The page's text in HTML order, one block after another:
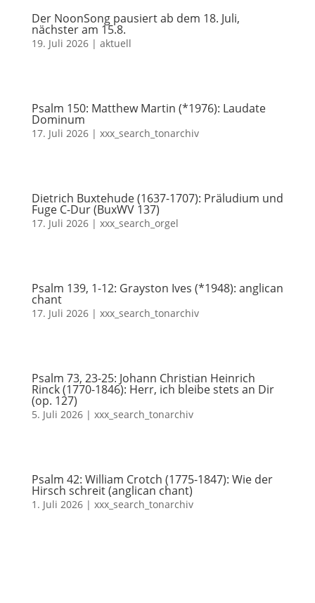
Der NoonSong pausiert ab dem 18. Juli,
nächster am 15.8.
19. Juli 2026| aktuell
Psalm 150: Matthew Martin (*1976): Laudate
Dominum
17. Juli 2026| xxx_search_tonarchiv
Dietrich Buxtehude (1637-1707): Präludium und
Fuge C-Dur (BuxWV 137)
17. Juli 2026| xxx_search_orgel
Psalm 139, 1-12: Grayston Ives (*1948): anglican
chant
17. Juli 2026| xxx_search_tonarchiv
Psalm 73, 23-25: Johann Christian Heinrich
Rinck (1770-1846): Herr, ich bleibe stets an Dir
(op. 127)
5. Juli 2026| xxx_search_tonarchiv
Psalm 42: William Crotch (1775-1847): Wie der
Hirsch schreit (anglican chant)
1. Juli 2026| xxx_search_tonarchiv